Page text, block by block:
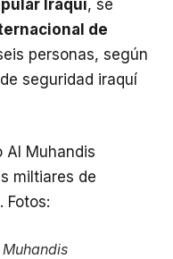
Iraquí, se
de
personas, según
seguridad iraquí